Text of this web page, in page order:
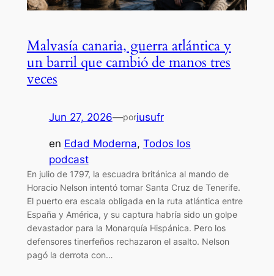
Malvasía canaria, guerra atlántica y
un barril que cambió de manos tres
veces
Jun 27, 2026—poriusufr
en Edad Moderna, Todos los
podcast
En julio de 1797, la escuadra británica al mando de
Horacio Nelson intentó tomar Santa Cruz de Tenerife.
El puerto era escala obligada en la ruta atlántica entre
España y América, y su captura habría sido un golpe
devastador para la Monarquía Hispánica. Pero los
defensores tinerfeños rechazaron el asalto. Nelson
pagó la derrota con…